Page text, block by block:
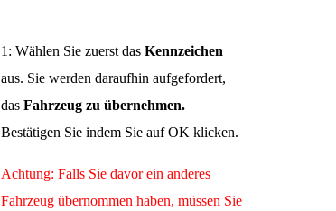
1: Wählen Sie zuerst das Kennzeichen
aus. Sie werden daraufhin aufgefordert,
das Fahrzeug zu übernehmen.
Bestätigen Sie indem Sie auf OK klicken.
Achtung: Falls Sie davor ein anderes
Fahrzeug übernommen haben, müssen Sie